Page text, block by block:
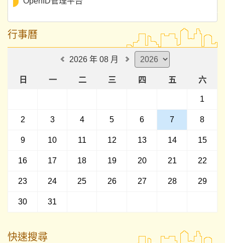
行事曆
2026 年 08 月
日 一 二 三 四 五 六
1
2 3 4 5 6 7 8
9 10 11 12 13 14 15
16 17 18 19 20 21 22
23 24 25 26 27 28 29
30 31
快速搜尋